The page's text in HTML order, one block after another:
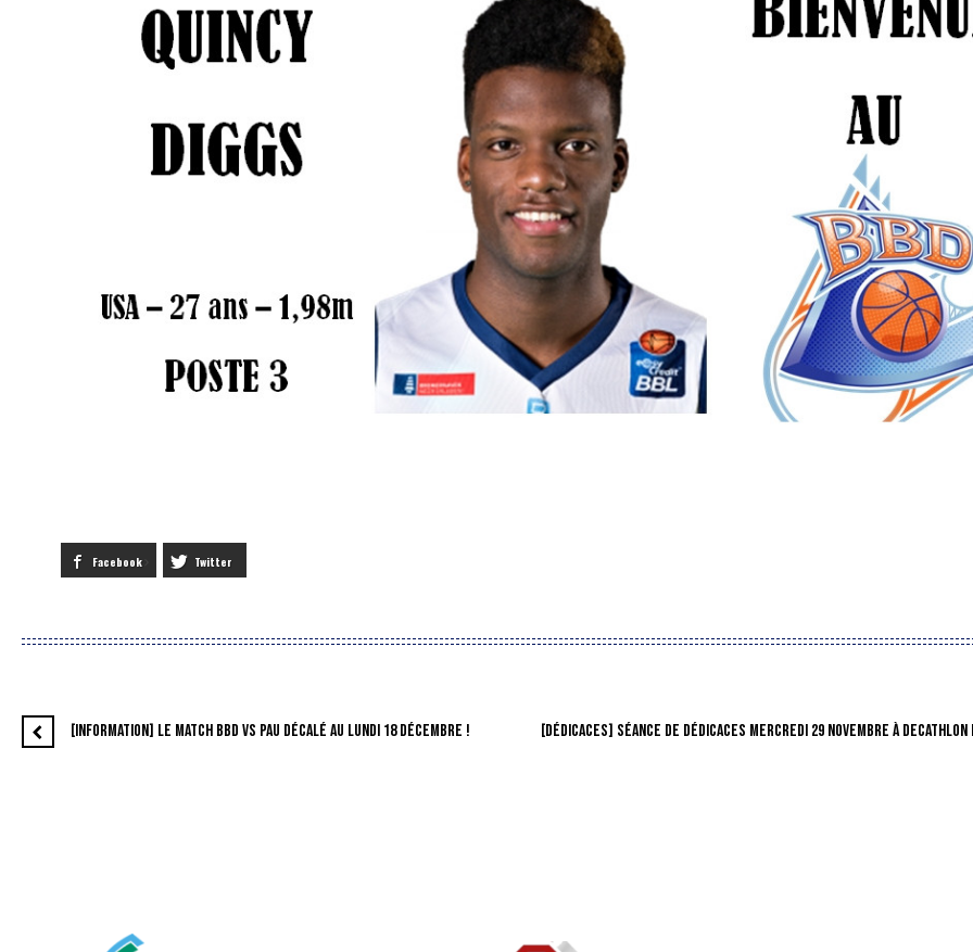
Facebook Twitter
[DÉDICACES] SÉANCE DE DÉDICACES MERCREDI 29 NOVEMBRE À DECATHLON
[INFORMATION] LE MATCH BBD VS PAU DÉCALÉ AU LUNDI 18 DÉCEMBRE !